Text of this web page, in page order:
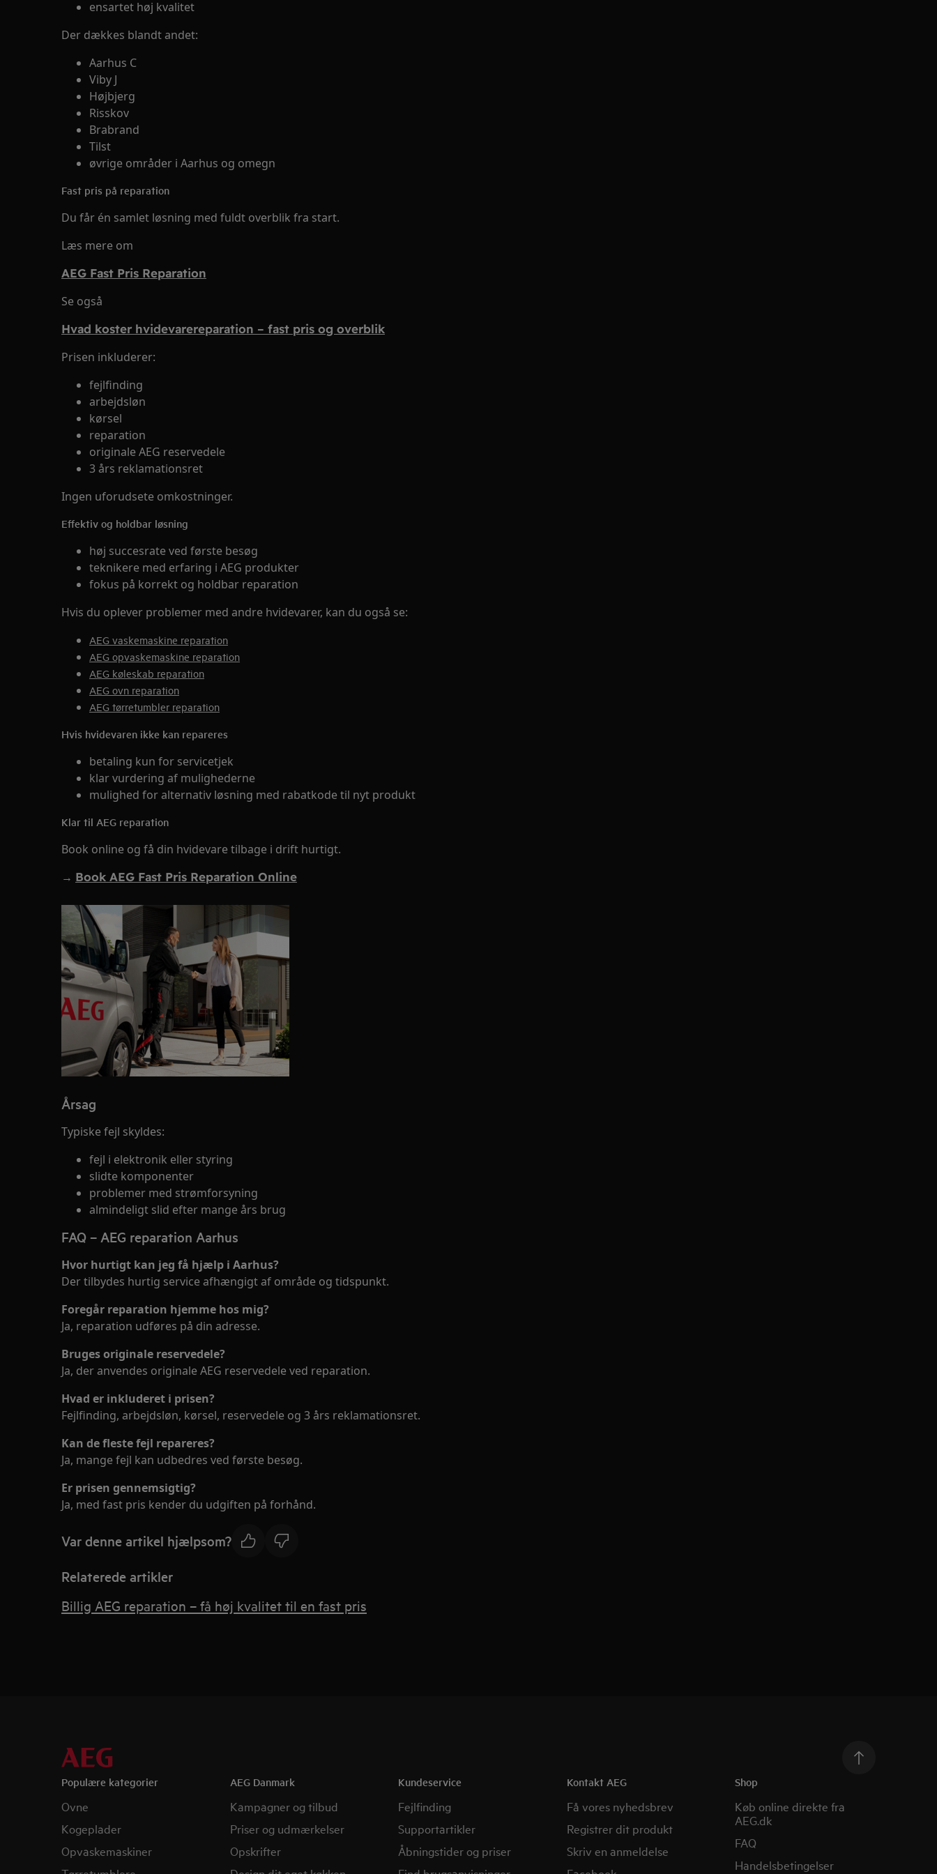
ensartet høj kvalitet
Der dækkes blandt andet:
Aarhus C
Viby J
Højbjerg
Risskov
Brabrand
Tilst
øvrige områder i Aarhus og omegn
Fast pris på reparation
Du får én samlet løsning med fuldt overblik fra start.
Læs mere om
AEG Fast Pris Reparation
Se også
Hvad koster hvidevarereparation – fast pris og overblik
Prisen inkluderer:
fejlfinding
arbejdsløn
kørsel
reparation
originale AEG reservedele
3 års reklamationsret
Ingen uforudsete omkostninger.
Effektiv og holdbar løsning
høj succesrate ved første besøg
teknikere med erfaring i AEG produkter
fokus på korrekt og holdbar reparation
Hvis du oplever problemer med andre hvidevarer, kan du også se:
AEG vaskemaskine reparation
AEG opvaskemaskine reparation
AEG køleskab reparation
AEG ovn reparation
AEG tørretumbler reparation
Hvis hvidevaren ikke kan repareres
betaling kun for servicetjek
klar vurdering af mulighederne
mulighed for alternativ løsning med rabatkode til nyt produkt
Klar til AEG reparation
Book online og få din hvidevare tilbage i drift hurtigt.
→ Book AEG Fast Pris Reparation Online
Årsag
Typiske fejl skyldes:
fejl i elektronik eller styring
slidte komponenter
problemer med strømforsyning
almindeligt slid efter mange års brug
FAQ – AEG reparation Aarhus
Hvor hurtigt kan jeg få hjælp i Aarhus?
Der tilbydes hurtig service afhængigt af område og tidspunkt.
Foregår reparation hjemme hos mig?
Ja, reparation udføres på din adresse.
Bruges originale reservedele?
Ja, der anvendes originale AEG reservedele ved reparation.
Hvad er inkluderet i prisen?
Fejlfinding, arbejdsløn, kørsel, reservedele og 3 års reklamationsret.
Kan de fleste fejl repareres?
Ja, mange fejl kan udbedres ved første besøg.
Er prisen gennemsigtig?
Ja, med fast pris kender du udgiften på forhånd.
Var denne artikel hjælpsom?
Relaterede artikler
Billig AEG reparation – få høj kvalitet til en fast pris
Populære kategorier
Ovne
Kogeplader
Opvaskemaskiner
AEG Danmark
Kampagner og tilbud
Priser og udmærkelser
Opskrifter
Kundeservice
Fejlfinding
Supportartikler
Åbningstider og priser
Kontakt AEG
Få vores nyhedsbrev
Registrer dit produkt
Skriv en anmeldelse
Shop
Køb online direkte fra
AEG.dk
FAQ
Handelsbetingelser